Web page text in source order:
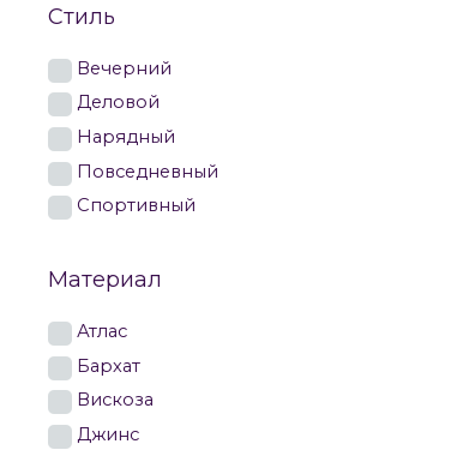
Стиль
Вечерний
Деловой
Нарядный
Повседневный
Спортивный
Материал
Атлас
Бархат
Вискоза
Джинс